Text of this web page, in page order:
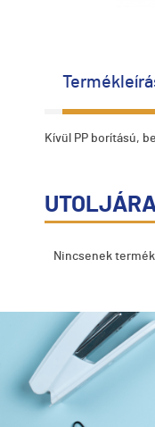
Kívül PP borítású,
Nincsenek